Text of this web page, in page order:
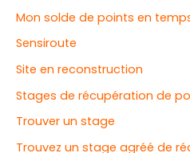
Mon solde de points en
Sensiroute
Site en reconstruction
Stages de récupération de
Trouver un stage
Trouvez un stage agréé de